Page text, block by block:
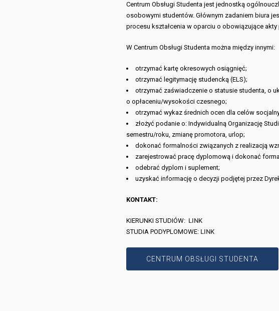
Centrum Obsługi Studenta jest jednostką
osobowymi studentów. Głównym zadaniem biura
procesu kształcenia w oparciu o obowiązujące
W Centrum Obsługi Studenta można między innymi:
otrzymać kartę okresowych osiągnięć;
otrzymać legitymację studencką (ELS);
otrzymać zaświadczenie o statusie studenta, o
o opłaceniu/wysokości czesnego;
otrzymać wykaz średnich ocen dla celów
złożyć podanie o: Indywidualną Organizację
semestru/roku, zmianę promotora, urlop;
dokonać formalności związanych z realizacją
zarejestrować pracę dyplomową i dokonać
odebrać dyplom i suplement;
uzyskać informację o decyzji podjętej przez
KONTAKT:
KIERUNKI STUDIÓW: LINK
STUDIA PODYPLOMOWE: LINK
CENTRUM OBSŁUGI STUDENTA